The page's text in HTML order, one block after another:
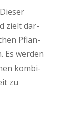
zielt dar­
Pflan­
Es wer­den
kom­bi­
zu